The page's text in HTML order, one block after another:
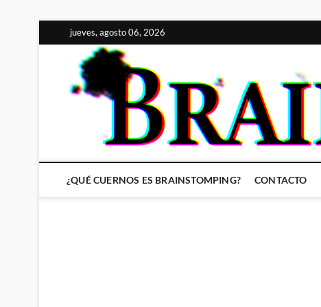
al
contenido
jueves, agosto 06, 2026
¿QUÉ CUERNOS ES BRAINSTOMPING? CONTACTO